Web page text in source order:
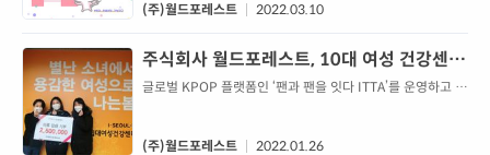
는 인생네컷과 콜라보하여 내 아티스트를 위한 프레임을 전국
내 미션활동을 통해 3월 2주간 자신의 아티스트에게 투표할
수 있다. 투표 마감 후 전체에서 가장 많은 표를 얻은 1•2위 아
티스트에게는 혜택이 주어진다....
(주)월드포레스트 2022.03.10
주식회사 월드포레스트, 10대 여성 건강센터
나는봄센터에 의류물품 기부
글로벌 KPOP 플랫폼인 ‘팬과 팬을 잇다 ITTA’를 운영하고 있
의류∙잡화물품을 전달했다고 26일 밝혔다. 2013년 서울시로
(주)월드포레스트 2022.01.26